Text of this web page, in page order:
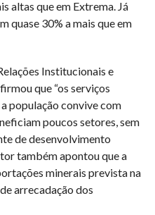
altas que em Extrema. Já
quase 30% a mais que em
Institucionais e
que “os serviços
população convive com
poucos setores, sem
de desenvolvimento
também apontou que a
minerais prevista na
arrecadação dos